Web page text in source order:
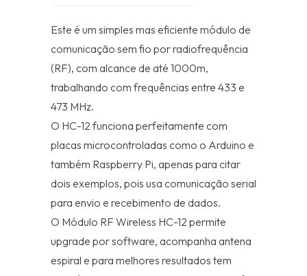
Este é um simples mas eficiente módulo de
comunicação sem fio por radiofrequência
(RF), com alcance de até 1000m,
trabalhando com frequências entre 433 e
473 MHz.
O HC-12 funciona perfeitamente com
placas microcontroladas como o Arduino e
também Raspberry Pi, apenas para citar
dois exemplos, pois usa comunicação serial
para envio e recebimento de dados.
O Módulo RF Wireless HC-12 permite
upgrade por software, acompanha antena
espiral e para melhores resultados tem